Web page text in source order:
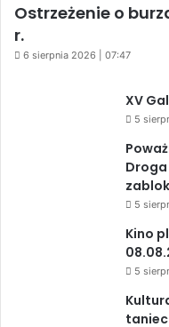
Ostrzeżenie o
r.
6 sierpnia 2026 | 07:47
XV
5
Droga
5
Kino
5